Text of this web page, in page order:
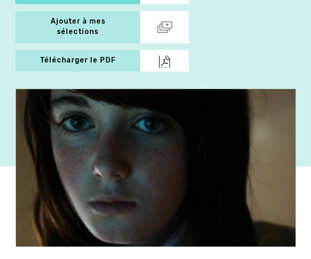
Ajouter à mes
sélections
Télécharger le PDF